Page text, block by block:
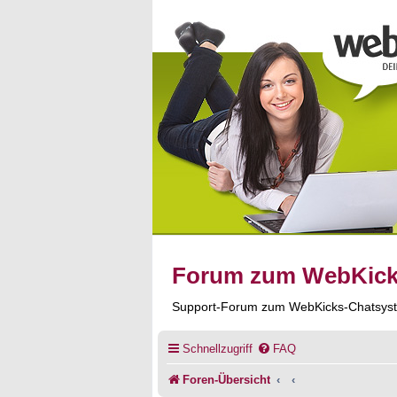
Forum zum
Support-Forum zum WebKicks-
Schnellzugriff FAQ
Foren-Übersicht